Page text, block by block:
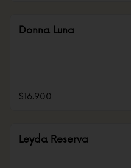
Donna Luna
$16.900
Leyda Reserva